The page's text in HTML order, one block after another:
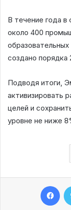
В течение года в
около 400
создано порядка
Подводя итоги,
активизировать
целей и
уровне не ниже